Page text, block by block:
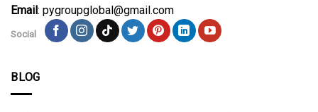
Email: pygroupglobal@gmail.com
Social
BLOG